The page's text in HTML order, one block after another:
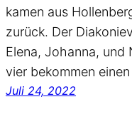
kamen aus
zurück. Der
Elena, Johanna,
vier bekommen
Juli 24, 2022